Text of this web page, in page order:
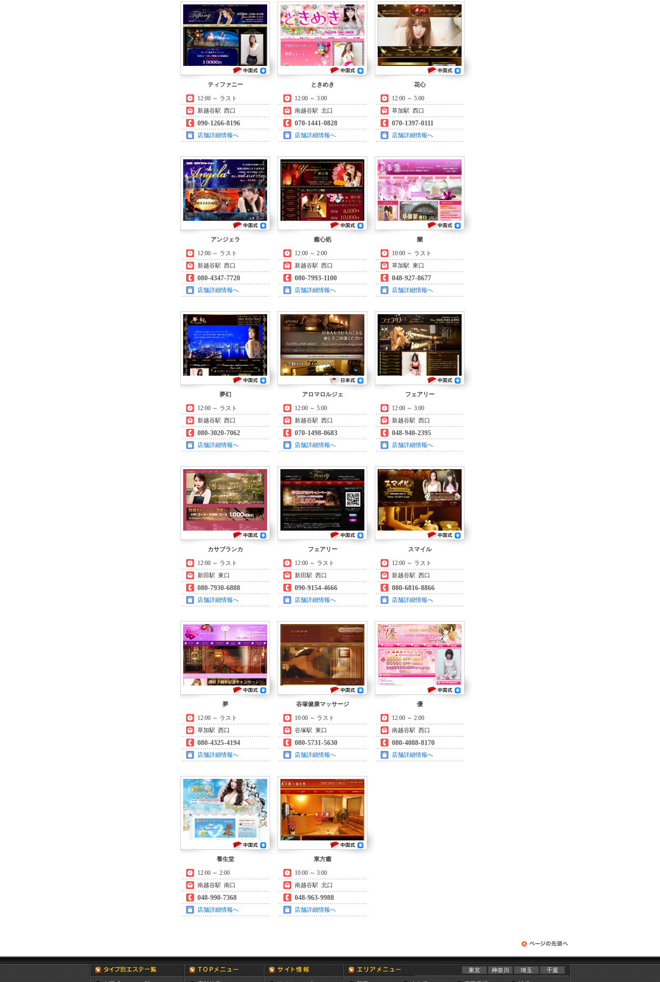
ティファニー
12:00 ～ ラスト
新越谷駅 西口
090-1266-8196
店舗詳細情報へ
ときめき
12:00 ～ 3:00
南越谷駅 北口
070-1441-0828
店舗詳細情報へ
花心
12:00 ～ 5:00
草加駅 西口
070-1397-0111
店舗詳細情報へ
アンジェラ
12:00 ～ ラスト
新越谷駅 西口
080-4347-7720
店舗詳細情報へ
癒心処
12:00 ～ 2:00
新越谷駅 西口
080-7993-1100
店舗詳細情報へ
蘭
10:00 ～ ラスト
草加駅 東口
048-927-8677
店舗詳細情報へ
夢幻
12:00 ～ ラスト
新越谷駅 西口
080-3020-7062
店舗詳細情報へ
アロマロルジェ
12:00 ～ 5:00
新越谷駅 西口
070-1498-0683
店舗詳細情報へ
フェアリー
12:00 ～ 3:00
新越谷駅 西口
048-940-2395
店舗詳細情報へ
カサブランカ
12:00 ～ ラスト
新田駅 東口
080-7930-6888
店舗詳細情報へ
フェアリー
12:00 ～ ラスト
新田駅 西口
090-9154-4666
店舗詳細情報へ
スマイル
12:00 ～ ラスト
新越谷駅 西口
080-6816-8866
店舗詳細情報へ
夢
12:00 ～ ラスト
草加駅 西口
080-4325-4194
店舗詳細情報へ
谷塚健康マッサージ
10:00 ～ ラスト
谷塚駅 東口
080-5731-5630
店舗詳細情報へ
優
12:00 ～ 2:00
南越谷駅 西口
080-4088-8170
店舗詳細情報へ
養生堂
12:00 ～ 2:00
南越谷駅 南口
048-990-7368
店舗詳細情報へ
東方癒
10:00 ～ 3:00
南越谷駅 北口
048-963-9988
店舗詳細情報へ
東京 神奈川 埼玉
千葉